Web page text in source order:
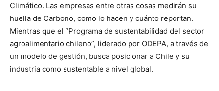
Climático. Las empresas entre otras cosas medirán su
huella de Carbono, como lo hacen y cuánto reportan.
Mientras que el “Programa de sustentabilidad del sector
agroalimentario chileno”, liderado por ODEPA, a través de
un modelo de gestión, busca posicionar a Chile y su
industria como sustentable a nivel global.